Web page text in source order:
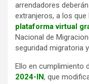
arrendadores
extranjeros, a los
plataforma virtual
Nacional de
seguridad migratoria
Ello en cumplimiento
2024-IN, que